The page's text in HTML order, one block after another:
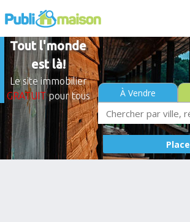
Tout l'monde
est là!
Le site immobilier
GRATUITpour tous À Vendre